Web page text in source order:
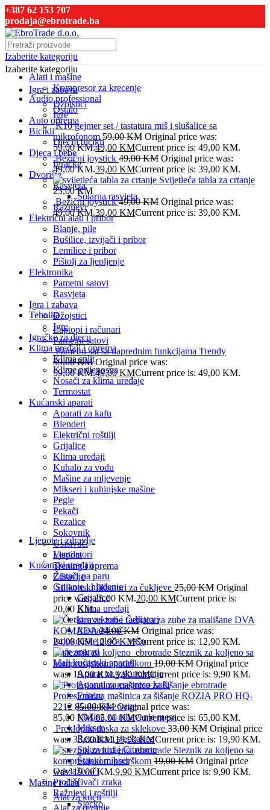
+387 62 153 707
prodaja@ebrotrade.ba
Izaberite kategoriju
Alati i mašine
Kompresor za krecenje
Audio professional
Ostalo
Auto oprema
Bicikli
Dječiji bicikli
Djeca i bebe
Igračke
Dvorište
Rasvjeta
Solarna rasvjeta
Raznjevi
Električni alati i pribor
Blanje, pile
Bušilice, izvijači i pribor
Lemilice i pribor
Pištolj za ljepljenje
Elektronika
Pametni satovi
Rasvjeta
Igra i zabava
Džojstici
Igre
Igračke za djecu
Klima uređaji i oprema
Klima split
Klime prijenosna
Nosači za klima uređaje
Termostat
Kućanski aparati
Aparati za kafu
Blenderi
Električni roštilji
Grijalice
Klima uređaji
Kuhalo za vodu
Mašine za mljevenje
Mikseri i kuhinjske mašine
Pegle
Pekači
Rezalice
Sokovnik
Usisivači
Ventilatori
Kućanski uređaji
Čistači na paru
Grijanje i hlađenje
Grijalice
Klima uređaji
konvektori i radijatori
Rashalđivač
Indukcijske ploča – rešo
Kafe aparati
Mali kućanski aparati
Aparat za vakumiranje
Aparati za esspreso kafu
Friteze
Kuhinjske vage
Mašina za mljevenje mesa
Mikser
Rezalice i sjeckalice
Sokovnici i Citrusete
Štapni mikser
Odvlaživači
Pročišćivači zraka
Ražnjevi i roštilji
Sjecko
Izaberite kategoriju
Igra i zabava
Džojstici
Igre
K10 gejmer set / tastatura miš i slušalice sa
mikrofonom59,00KM Original price was:
59,00 KM.49,00 KMCurrent price is: 49,00 KM.
Bežični joystick 49,00KM Original price was:
49,00 KM.39,00 KMCurrent price is: 39,00 KM.
Svijetleća tabla za crtanje
23,00KM
Bežični joystick49,00KM Original price was:
49,00 KM.39,00 KMCurrent price is: 39,00 KM.
Tehnika
Laptopi i računari
Pametni satovi
Pametni sat sa naprednim funkcijama Trendy
59,00KM Original price was:
59,00 KM.49,00KMCurrent price is: 49,00 KM.
Ljepota i zdravlje
Ljepota
Trening i oprema
Zdravlje
Silikonski fiksatori za čukljeve 25,00KM Original
price was: 25,00 KM.20,00 KMCurrent price is:
20,00 KM.
Četkica za zube za mališane DVA
KOMADA24,00KM Original price was:
24,00 KM.12,90KMCurrent price is: 12,90 KM.
Steznik za koljeno sa
kompresijskom podrškom 19,00KM Original price
was: 19,00 KM.9,90KMCurrent price is: 9,90 KM.
Profesionalna mašinica za šišanje ROZIA PRO HQ-
2212 85,00KM Original price was:
85,00 KM.65,00KMCurrent price is: 65,00 KM.
Preklopna daska za sklekove 33,00KM Original price
was: 33,00 KM.19,90KMCurrent price is: 19,90 KM.
Steznik za koljeno sa
kompresijskom podrškom 19,00KM Original price
was: 19,00 KM.9,90 KMCurrent price is: 9,90 KM.
Mašine i alati
Alat za kuću
Alat za rezanje